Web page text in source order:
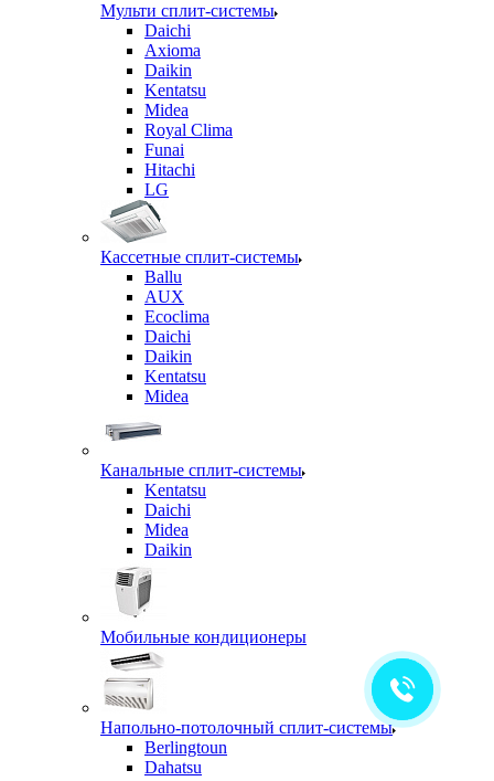
Мульти сплит-системы
Daichi
Axioma
Daikin
Kentatsu
Midea
Royal Clima
Funai
Hitachi
LG
Кассетные сплит-системы
Ballu
AUX
Ecoclima
Daichi
Daikin
Kentatsu
Midea
Канальные сплит-системы
Kentatsu
Daichi
Midea
Daikin
Мобильные кондиционеры
Напольно-потолочный сплит-системы
Berlingtoun
Dahatsu